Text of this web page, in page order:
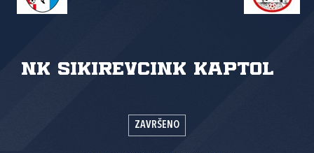
NK SikirevciNK Kaptol
ZAVRŠENO